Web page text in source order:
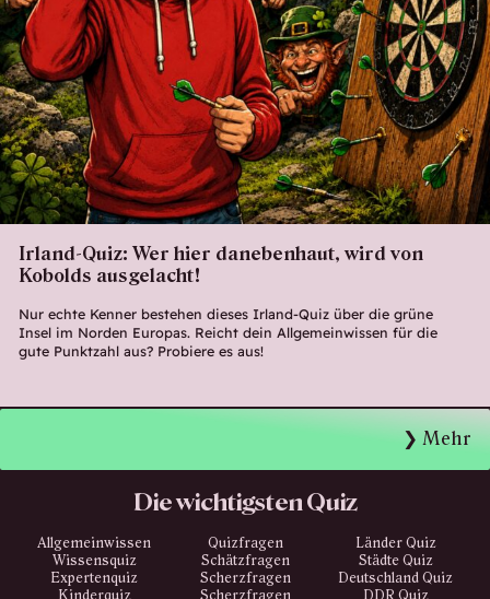
Irland-Quiz: Wer hier danebenhaut, wird von
Kobolds ausgelacht!
Nur echte Kenner bestehen dieses Irland-Quiz über die grüne
Insel im Norden Europas. Reicht dein Allgemeinwissen für die
gute Punktzahl aus? Probiere es aus!
Mehr
Die wichtigsten Quiz
Allgemeinwissen Quizfragen
Länder Quiz
Wissensquiz
Schätzfragen
Städte Quiz
Expertenquiz
Scherzfragen
Deutschland Quiz
Kinderquiz
Scherzfragen DDR Quiz